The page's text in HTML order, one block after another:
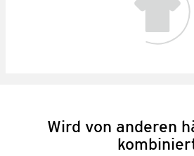
Wird von anderen